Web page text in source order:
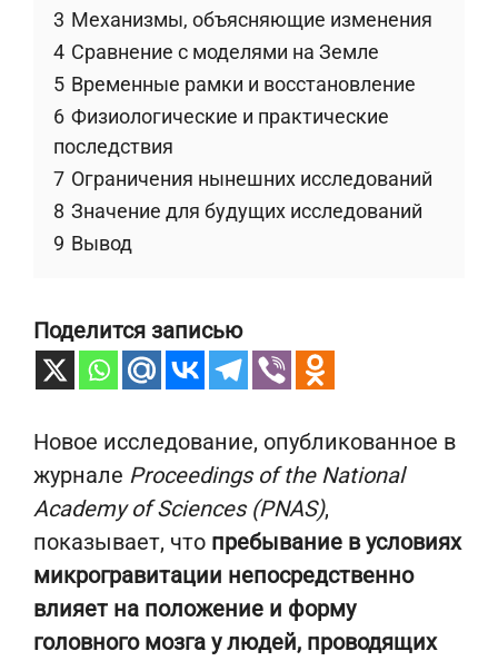
3 Механизмы, объясняющие изменения
4 Сравнение с моделями на Земле
5 Временные рамки и восстановление
6 Физиологические и практические
последствия
7 Ограничения нынешних исследований
8 Значение для будущих исследований
9 Вывод
Поделится записью
Новое исследование, опубликованное в
журнале Proceedings of the National
Academy of Sciences (PNAS),
показывает, что пребывание в условиях
микрогравитации непосредственно
влияет на положение и форму
головного мозга у людей, проводящих